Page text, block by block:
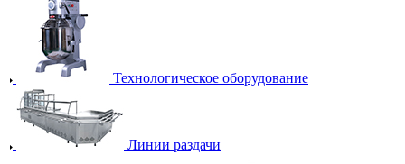
Технологическое оборудование
Линии раздачи